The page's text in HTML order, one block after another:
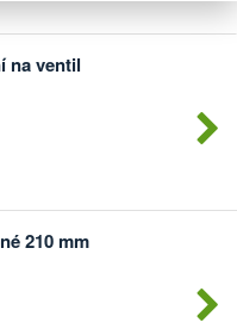
na ventil
210 mm